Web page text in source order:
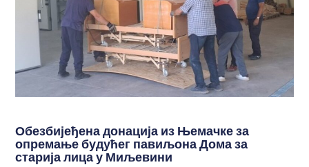
Обезбијеђена донација из Њемачке за
опремање будућег павиљона Дома за
старија лица у Миљевини